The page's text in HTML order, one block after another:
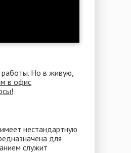
Но в живую,
в офис
нестандартную
для
служит